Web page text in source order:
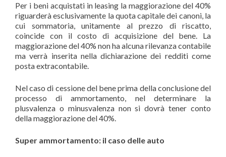
Per i beni acquistati in leasing la maggiorazione del 40%
riguarderà esclusivamente la quota capitale dei canoni, la
cui sommatoria, unitamente al prezzo di riscatto,
coincide con il costo di acquisizione del bene. La
maggiorazione del 40% non ha alcuna rilevanza contabile
ma verrà inserita nella dichiarazione dei redditi come
posta extracontabile.
Nel caso di cessione del bene prima della conclusione del
processo di ammortamento, nel determinare la
plusvalenza o minusvalenza non si dovrà tener conto
della maggiorazione del 40%.
Super ammortamento: il caso delle auto